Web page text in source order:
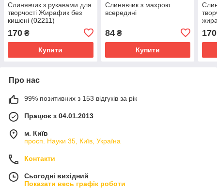
Слинявчик з рукавами для
творчості Жирафик без
кишені (02211)
170 ₴
Купити
Слинявчик з махрою
всередині
84₴
Купити
170
Про нас
99% позитивних з 153 відгуків за рік
Працює з 04.01.2013
м. Київ
просп. Науки 35, Київ, Україна
Контакти
Сьогодні вихідний
Показати весь графік роботи